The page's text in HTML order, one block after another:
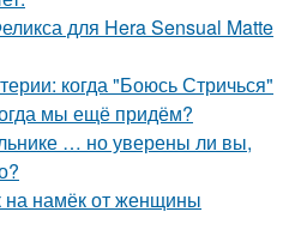
для Hera Sensual Matte
когда "Боюсь Стричься"
мы ещё придём?
… но уверены ли вы,
на намёк от женщины